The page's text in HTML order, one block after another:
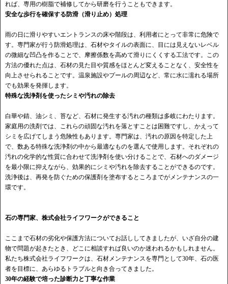
れば、専用の樹脂で補修してから研磨を行うこともできます。
安全な歩行を確保する防滑（滑り止め）処理
雨の日に滑りやすいエントランスの床や階段は、利用者にとって非常に危険で
す。専門家が行う防滑処理は、石材やタイルの表面に、目には見えないレベル
の微細な凹凸を作ることで、摩擦係数を高めて滑りにくくする工法です。この
方法の優れた点は、石材の見た目や質感をほとんど変えることなく、安全性を
向上させられることです。温泉施設やプールの周辺など、常に水に濡れる場所
でも効果を発揮します。
特殊な洗浄剤を使ったシミや汚れの除去
白華や錆、油シミ、苔など、石材に発生する汚れの種類は多岐にわたります。
家庭用の洗剤では、これらの頑固な汚れを落とすことは困難ですし、かえって
シミを広げてしまう危険性もあります。専門家は、汚れの原因を特定した上
で、数ある特殊な洗浄剤の中から最適なものを選んで使用します。それぞれの
汚れの化学的な性質に合わせて洗浄剤を使い分けることで、石材へのダメージ
を最小限に抑えながら、効果的にシミや汚れを除去することができるのです。
洗浄後は、再発を防ぐための保護剤を塗布するところまでがメンテナンスの一
環です。
石の専門家、株式会社ライフワークができること
ここまで石材の劣化や保護方法についてお話ししてきましたが、いざ自分の建
物で問題が起きたとき、どこに相談すれば良いのか迷われるかもしれません。
私たち株式会社ライフワークは、石材メンテナンスを専門として30年、石の医
者を目標に、あらゆるトラブルと向き合ってきました。
30年の経験で培った診断力と丁寧な作業